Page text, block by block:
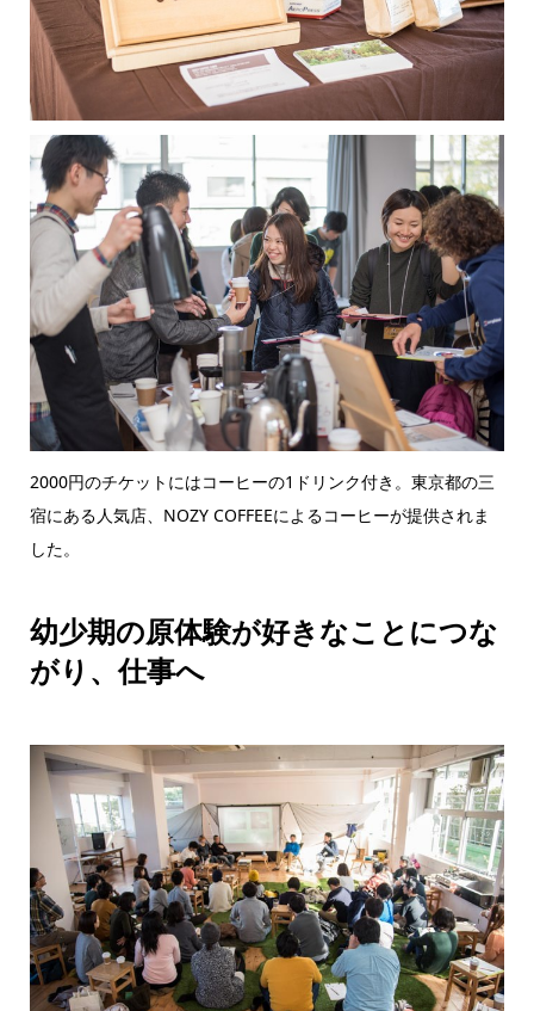
2000円のチケットにはコーヒーの1ドリンク付き。東京都の三
宿にある人気店、NOZY COFFEEによるコーヒーが提供されま
した。
幼少期の原体験が好きなことにつな
がり、仕事へ